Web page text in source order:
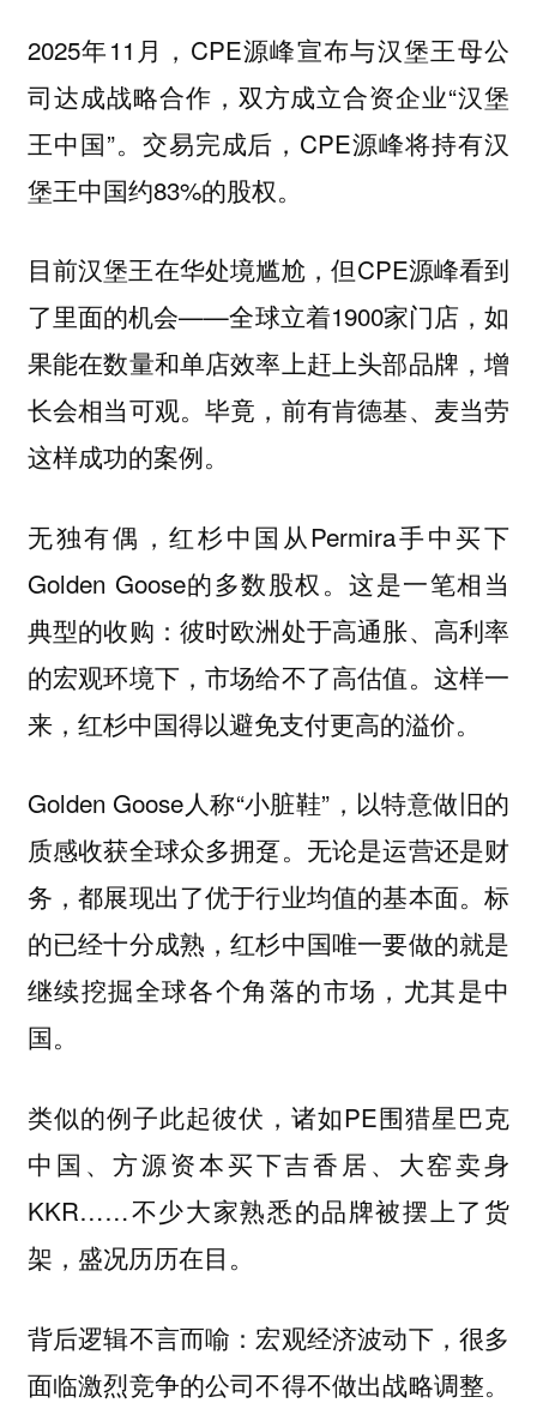
2025年11月，CPE源峰宣布与汉堡王母公
司达成战略合作，双方成立合资企业“汉堡
王中国”。交易完成后，CPE源峰将持有汉
堡王中国约83%的股权。
目前汉堡王在华处境尴尬，但CPE源峰看到
了里面的机会——全球立着1900家门店，如
果能在数量和单店效率上赶上头部品牌，增
长会相当可观。毕竟，前有肯德基、麦当劳
这样成功的案例。
无独有偶，红杉中国从Permira手中买下
Golden Goose的多数股权。这是一笔相当
典型的收购：彼时欧洲处于高通胀、高利率
的宏观环境下，市场给不了高估值。这样一
来，红杉中国得以避免支付更高的溢价。
Golden Goose人称“小脏鞋”，以特意做旧的
质感收获全球众多拥趸。无论是运营还是财
务，都展现出了优于行业均值的基本面。标
的已经十分成熟，红杉中国唯一要做的就是
继续挖掘全球各个角落的市场，尤其是中
国。
类似的例子此起彼伏，诸如PE围猎星巴克
中国、方源资本买下吉香居、大窑卖身
KKR……不少大家熟悉的品牌被摆上了货
架，盛况历历在目。
背后逻辑不言而喻：宏观经济波动下，很多
面临激烈竞争的公司不得不做出战略调整。